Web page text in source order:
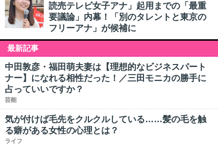
読売テレビ女子アナ」起用までの「最重
要議論」内幕！「別のタレントと東京の
フリーアナ」が候補に
最新記事
中田敦彦・福田萌夫妻は【理想的なビジネスパート
ナー】になれる相性だった！／三田モニカの勝手に
占っていいですか？
芸能
気が付けば毛先をクルクルしている……髪の毛を触
る癖がある女性の心理とは？
ライフ